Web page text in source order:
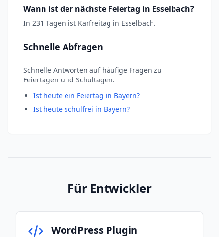
Wann ist der nächste Feiertag in Esselbach?
In 231 Tagen ist Karfreitag in Esselbach.
Schnelle Abfragen
Schnelle Antworten auf häufige Fragen zu
Feiertagen und Schultagen:
Ist heute ein Feiertag in Bayern?
Ist heute schulfrei in Bayern?
Für Entwickler
WordPress Plugin